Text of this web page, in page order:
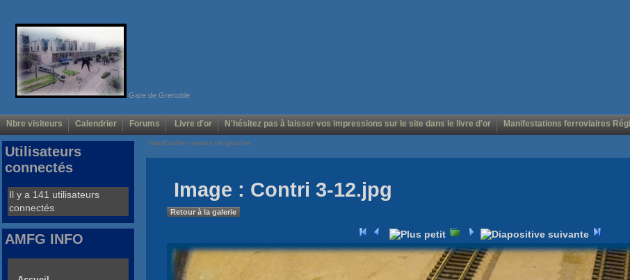
Gare de Grenoble
Nbre visiteurs Calendrier Forums Livre d'or N'hésitez pas à laisser vos impressions sur le site dans le livre d'or Manifestations ferroviaires
Voir/Cacher menus de gauche
Image : Contri 3-12.jpg
Retour à la galerie
Utilisateurs
connectés
Il y a 141 utilisateurs
connectés
AMFG INFO